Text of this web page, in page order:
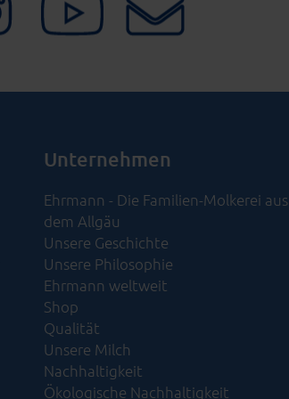
Unternehmen
Ehrmann - Die Familien-Molkerei aus
dem Allgäu
Unsere Geschichte
Unsere Philosophie
Ehrmann weltweit
Shop
Qualität
Unsere Milch
Nachhaltigkeit
Ökologische Nachhaltigkeit​